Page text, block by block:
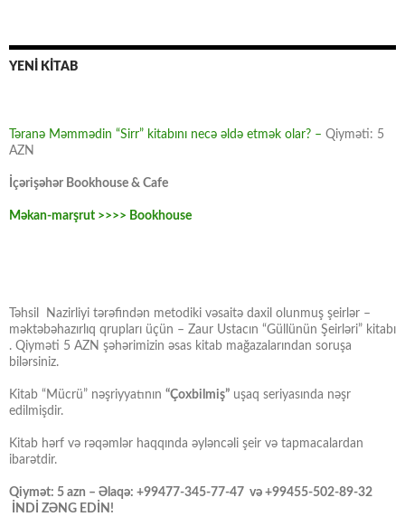
YENİ KİTAB
Təranə Məmmədin “Sirr” kitabını necə əldə etmək olar? – Qiyməti: 5
AZN
İçərişəhər Bookhouse & Cafe
Məkan-marşrut >>>> Bookhouse
Təhsil Nazirliyi tərəfindən metodiki vəsaitə daxil olunmuş şeirlər –
məktəbəhazırlıq qrupları üçün – Zaur Ustacın “Güllünün Şeirləri” kitabı
. Qiyməti 5 AZN şəhərimizin əsas kitab mağazalarından soruşa
bilərsiniz.
Kitab “Mücrü” nəşriyyatının “Çoxbilmiş” uşaq seriyasında nəşr
edilmişdir.
Kitab hərf və rəqəmlər haqqında əyləncəli şeir və tapmacalardan
ibarətdir.
Qiymət: 5 azn – Əlaqə: +99477-345-77-47 və +99455-502-89-32
İNDİ ZƏNG EDİN!